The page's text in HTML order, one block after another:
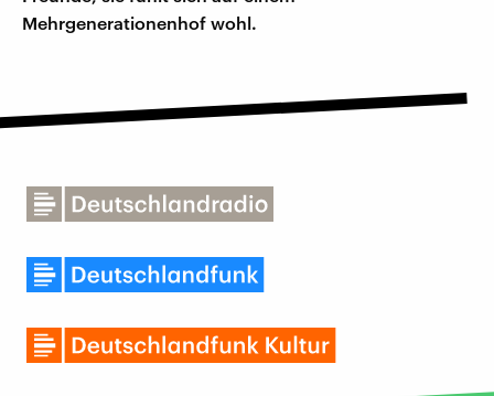
Mehrgenerationenhof wohl.